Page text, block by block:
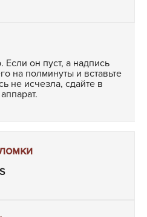
Если он пуст, а надпись
на полминуты и вставьте
не исчезла, сдайте в